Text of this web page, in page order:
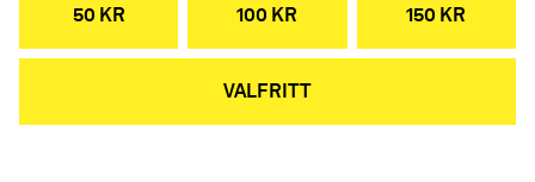
50 KR 100 KR 150 KR
VALFRITT